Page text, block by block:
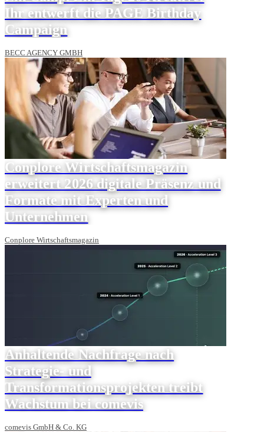
Ihr entwerft die PAGE Birthday
Campaign
BECC AGENCY GMBH
Conplore Wirtschaftsmagazin
erweitert 2026 digitale Präsenz und
Formate mit Experten und
Unternehmen
Conplore Wirtschaftsmagazin
Anhaltende Nachfrage nach
Strategie- und
Transformationsprojekten treibt
Wachstum bei comevis
comevis GmbH & Co. KG